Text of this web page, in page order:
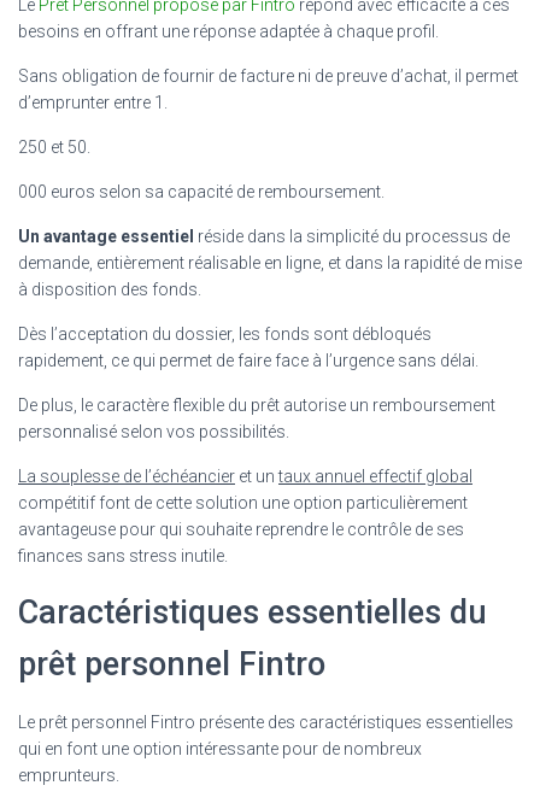
Le Prêt Personnel proposé par Fintro répond avec efficacité à ces
besoins en offrant une réponse adaptée à chaque profil.
Sans obligation de fournir de facture ni de preuve d’achat, il permet
d’emprunter entre 1.
250 et 50.
000 euros selon sa capacité de remboursement.
Un avantage essentiel réside dans la simplicité du processus de
demande, entièrement réalisable en ligne, et dans la rapidité de mise
à disposition des fonds.
Dès l’acceptation du dossier, les fonds sont débloqués
rapidement, ce qui permet de faire face à l’urgence sans délai.
De plus, le caractère flexible du prêt autorise un remboursement
personnalisé selon vos possibilités.
La souplesse de l’échéancier et untaux annuel effectif global
compétitif font de cette solution une option particulièrement
avantageuse pour qui souhaite reprendre le contrôle de ses
finances sans stress inutile.
Caractéristiques essentielles du
prêt personnel Fintro
Le prêt personnel Fintro présente des caractéristiques essentielles
qui en font une option intéressante pour de nombreux
emprunteurs.